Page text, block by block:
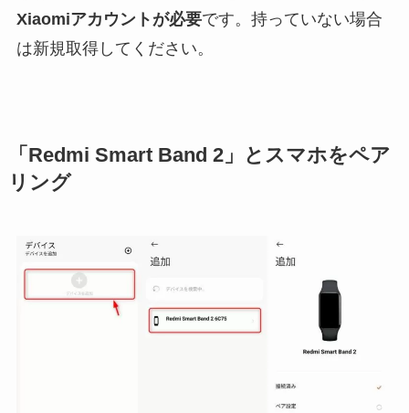
Xiaomiアカウントが必要です。持っていない場合
は新規取得してください。
「Redmi Smart Band 2」とスマホをペア
リング